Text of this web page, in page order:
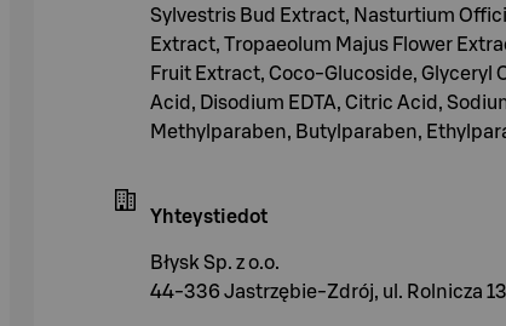
Sylvestris Bud Extract, Nasturtium
Extract, Tropaeolum Majus Flower
Fruit Extract, Coco-Glucoside,
Acid, Disodium EDTA, Citric Acid,
Methylparaben, Butylparaben,
Yhteystiedot
Błysk Sp. z o.o.
44-336 Jastrzębie-Zdrój, ul. Rolnicza